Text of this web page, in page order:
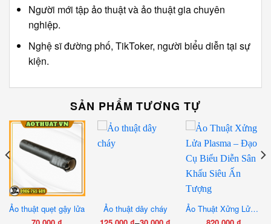
Người mới tập ảo thuật và ảo thuật gia chuyên
nghiệp.
Nghệ sĩ đường phố, TikToker, người biểu diễn tại sự
kiện.
SẢN PHẨM TƯƠNG TỰ
Ảo thuật quẹt gậy lửa
Ảo thuật dây cháy
Ảo Thuật Xửng Lửa Plasma – Đạo Cụ Biểu Diễn Sân Khấu Siêu Ấn Tượng